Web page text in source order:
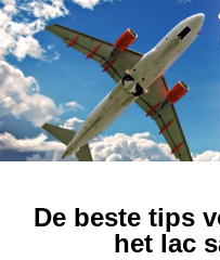
De beste tips
het lac